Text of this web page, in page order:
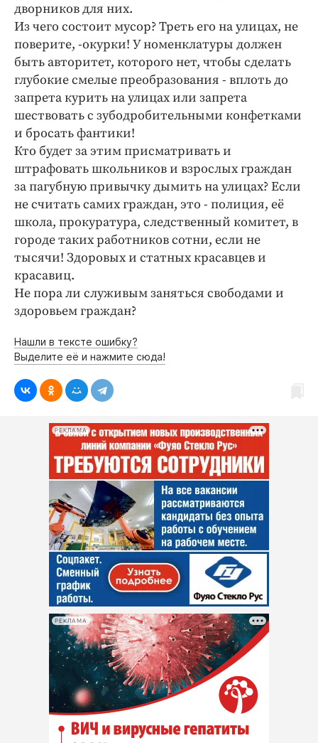
ПРОЕКТЫ
Блоги
Издания
Медиаперсона
Интересное чтиво
Клиника года
Бренд года
Работодатель года
дворников для них.
Из чего состоит мусор? Треть его на улицах, не
поверите, -окурки! У номенклатуры должен
быть авторитет, которого нет, чтобы сделать
глубокие смелые преобразования - вплоть до
запрета курить на улицах или запрета
шествовать с зубодробительными конфетками
и бросать фантики!
Кто будет за этим присматривать и
штрафовать школьников и взрослых граждан
за пагубную привычку дымить на улицах? Если
не считать самих граждан, это - полиция, её
школа, прокуратура, следственный комитет, в
городе таких работников сотни, если не
тысячи! Здоровых и статных красавцев и
красавиц.
Не пора ли служивым заняться свободами и
здоровьем граждан?
Нашли в тексте ошибку?
Выделите её и нажмите сюда!
РЕКЛАМА
РЕКЛАМА